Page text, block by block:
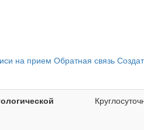
на прием Обратная связь